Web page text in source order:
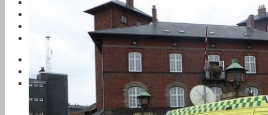
Facebook
Första sidan
Om Semper Miles
Kontakt